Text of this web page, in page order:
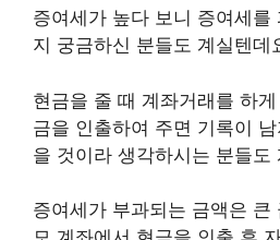
증여세가 높다 보니 증여세를
지 궁금하신 분들도 계실텐데
현금을 줄 때 계좌거래를 하
금을 인출하여 주면 기록이
을 것이라 생각하시는 분들도
증여세가 부과되는 금액은 큰